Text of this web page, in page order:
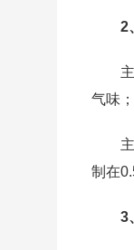
2
气味
制在
3